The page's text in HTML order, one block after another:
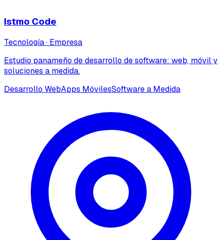
Istmo Code
Tecnología· Empresa
Estudio panameño de desarrollo de software: web, móvil y
soluciones a medida.
Desarrollo WebApps MóvilesSoftware a Medida